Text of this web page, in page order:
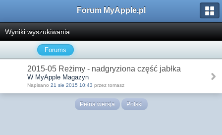
Forum MyApple.pl
Wyniki wyszukiwania
Forums
2015-05 Reżimy - nadgryziona część jabłka
W MyApple Magazyn
Napisano 21 sie 2015 10:43 przez tomasz
Pełna wersja Polski